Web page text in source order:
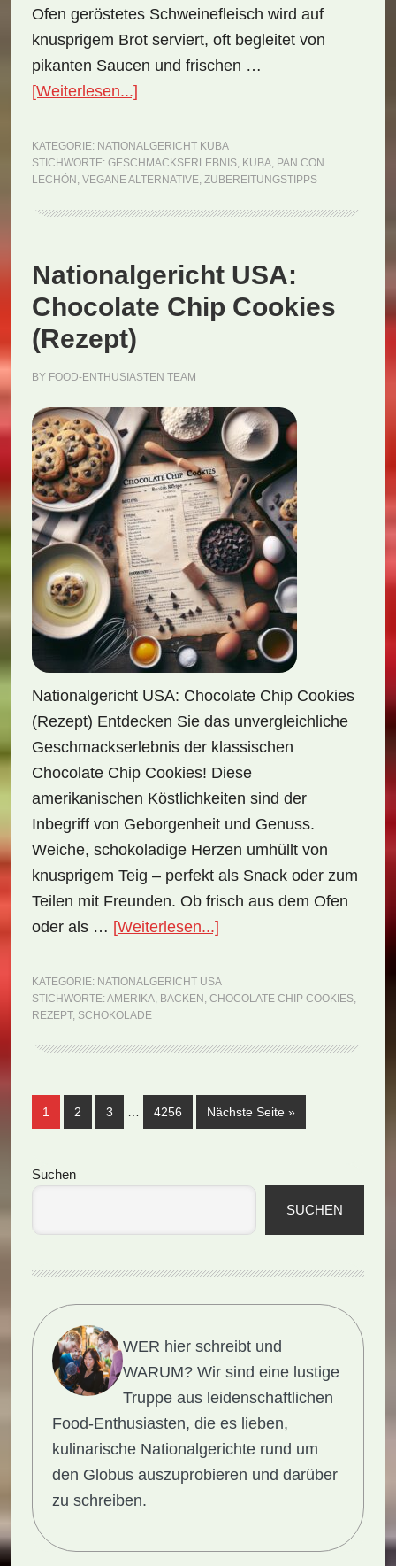
Ofen geröstetes Schweinefleisch wird auf
knusprigem Brot serviert, oft begleitet von
pikanten Saucen und frischen …
[Weiterlesen...]ÜberNationalgericht
Pan
con
(Rezept)
KATEGORIE: NATIONALGERICHT KUBA
STICHWORTE: GESCHMACKSERLEBNIS, KUBA, PAN CON
LECHÓN , VEGANE ALTERNATIVE, ZUBEREITUNGSTIPPS
Nationalgericht USA:
Chocolate Chip Cookies
(Rezept)
BY FOOD-ENTHUSIASTEN TEAM
Nationalgericht USA: Chocolate Chip Cookies
(Rezept) Entdecken Sie das unvergleichliche
Geschmackserlebnis der klassischen
Chocolate Chip Cookies! Diese
amerikanischen Köstlichkeiten sind der
Inbegriff von Geborgenheit und Genuss.
Weiche, schokoladige Herzen umhüllt von
knusprigem Teig – perfekt als Snack oder zum
Teilen mit Freunden. Ob frisch aus dem Ofen
oder als … [Weiterlesen...]ÜberNationalgericht
Chocolate
Chip
(Rezept)
KATEGORIE: NATIONALGERICHT USA
STICHWORTE: AMERIKA, BACKEN , CHOCOLATE CHIP COOKIES,
REZEPT, SCHOKOLADE
Seite
1 Seite
2 Seite
3 Seite
4256 Nächste Seite aufrufen
»
Seitenspalte
Suchen
SUCHEN
WER hier schreibt und
WARUM? Wir sind eine lustige
Truppe aus leidenschaftlichen
Food-Enthusiasten, die es lieben,
kulinarische Nationalgerichte rund um
den Globus auszuprobieren und darüber
zu schreiben.